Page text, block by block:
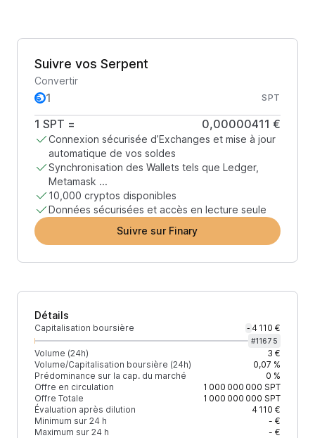
Suivre vos Serpent
Convertir
SPT
1 SPT = 0,00000411 €
Connexion sécurisée d’Exchanges et mise à jour
automatique de vos soldes
Synchronisation des Wallets tels que Ledger,
Metamask ...
10,000 cryptos disponibles
Données sécurisées et accès en lecture seule
Suivre sur Finary
Détails
Capitalisation boursière - 4 110 €
#11675
Volume (24h)
3 €
Volume/Capitalisation boursière (24h)
0,07 %
Prédominance sur la cap. du marché
0 %
Offre en circulation
1 000 000 000 SPT
Offre Totale
1 000 000 000 SPT
Évaluation après dilution
4 110 €
Minimum sur 24 h
- €
Maximum sur 24 h
- €